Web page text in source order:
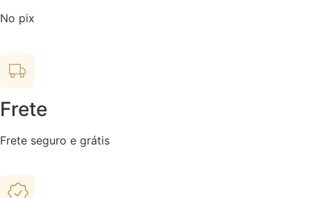
No pix
Frete
Frete seguro e grátis